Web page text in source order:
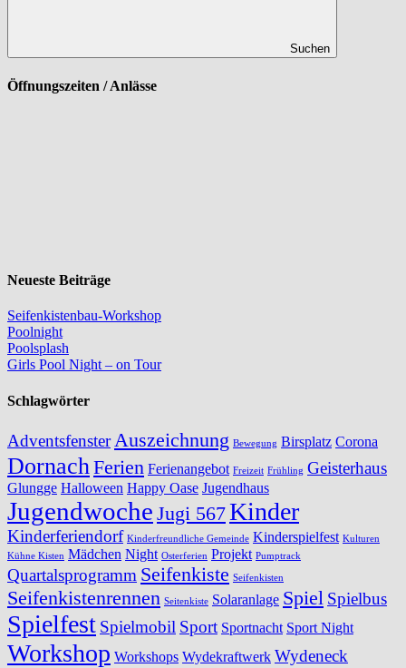
Suchen
Öffnungszeiten / Anlässe
Neueste Beiträge
Seifenkistenbau-Workshop
Poolnight
Poolsplash
Girls Pool Night – on Tour
Schlagwörter
Adventsfenster Auszeichnung Bewegung Birsplatz Corona
Dornach Ferien Ferienangebot Freizeit Frühling Geisterhaus
Glungge Halloween Happy Oase Jugendhaus
Jugendwoche Jugi 567Kinder
Kinderferiendorf Kinderfreundliche Gemeinde Kinderspielfest Kulturen
Kühne Kisten Mädchen Night Osterferien Projekt Pumptrack
Quartalsprogramm Seifenkiste Seifenkisten
Seifenkistenrennen Seitenkiste Solaranlage Spiel Spielbus
Spielfest Spielmobil Sport Sportnacht Sport Night
Workshop Workshops Wydekraftwerk Wydeneck